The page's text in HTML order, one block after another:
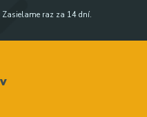
Zasielame raz za 14 dní.